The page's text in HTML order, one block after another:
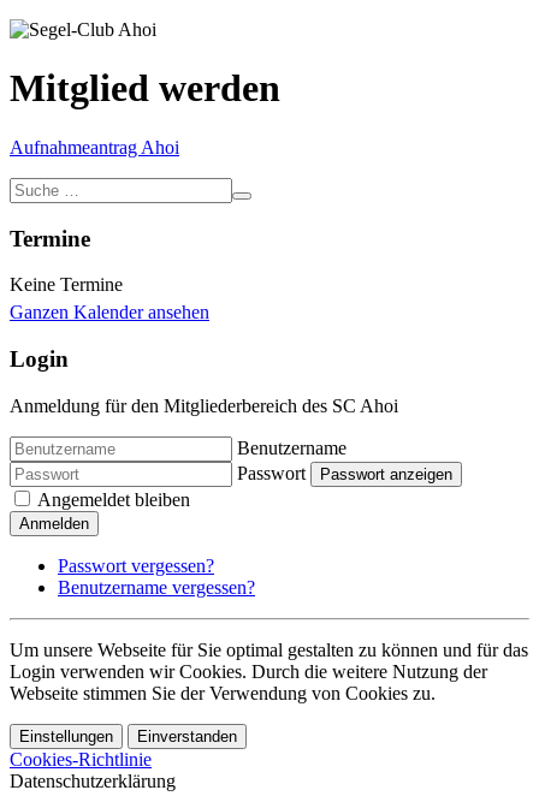
Mitglied werden
Aufnahmeantrag Ahoi
Termine
Keine Termine
Ganzen Kalender ansehen
Login
Anmeldung für den Mitgliederbereich des SC Ahoi
Benutzername
Passwort
Passwort anzeigen
Angemeldet bleiben
Anmelden
Passwort vergessen?
Benutzername vergessen?
Um unsere Webseite für Sie optimal gestalten zu können und für das
Login verwenden wir Cookies. Durch die weitere Nutzung der
Webseite stimmen Sie der Verwendung von Cookies zu.
Einstellungen Einverstanden
Cookies-Richtlinie
Datenschutzerklärung